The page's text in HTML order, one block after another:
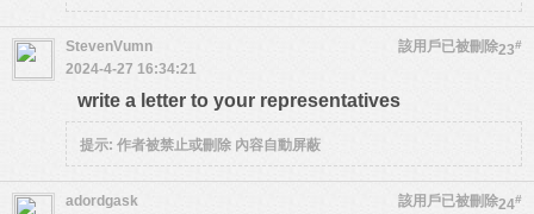
23#
StevenVumn
該用戶已被刪除
2024-4-27 16:34:21
write a letter to your representatives
提示: 作者被禁止或刪除 內容自動屏蔽
24#
adordgask
該用戶已被刪除